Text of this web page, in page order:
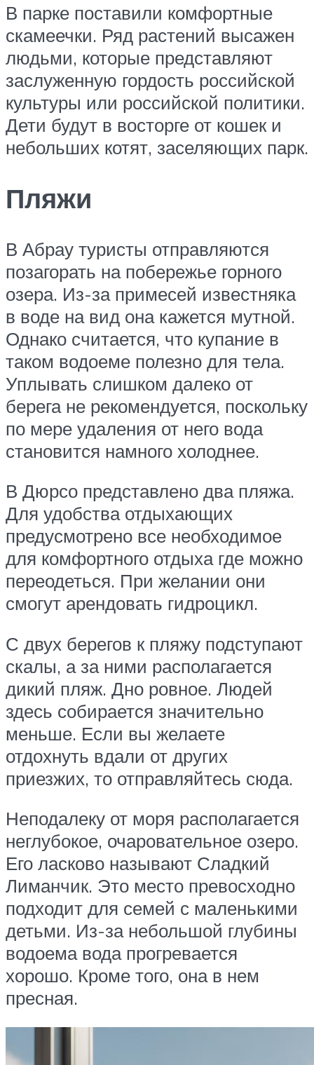
В парке поставили комфортные
скамеечки. Ряд растений высажен
людьми, которые представляют
заслуженную гордость российской
культуры или российской политики.
Дети будут в восторге от кошек и
небольших котят, заселяющих парк.
Пляжи
В Абрау туристы отправляются
позагорать на побережье горного
озера. Из-за примесей известняка
в воде на вид она кажется мутной.
Однако считается, что купание в
таком водоеме полезно для тела.
Уплывать слишком далеко от
берега не рекомендуется, поскольку
по мере удаления от него вода
становится намного холоднее.
В Дюрсо представлено два пляжа.
Для удобства отдыхающих
предусмотрено все необходимое
для комфортного отдыха где можно
переодеться. При желании они
смогут арендовать гидроцикл.
С двух берегов к пляжу подступают
скалы, а за ними располагается
дикий пляж. Дно ровное. Людей
здесь собирается значительно
меньше. Если вы желаете
отдохнуть вдали от других
приезжих, то отправляйтесь сюда.
Неподалеку от моря располагается
неглубокое, очаровательное озеро.
Его ласково называют Сладкий
Лиманчик. Это место превосходно
подходит для семей с маленькими
детьми. Из-за небольшой глубины
водоема вода прогревается
хорошо. Кроме того, она в нем
пресная.